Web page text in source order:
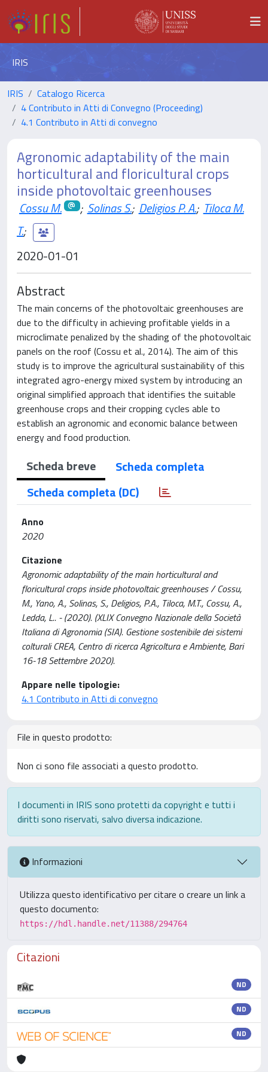
IRIS
IRIS
Catalogo Ricerca
4 Contributo in Atti di Convegno (Proceeding)
4.1 Contributo in Atti di convegno
Agronomic adaptability of the main
horticultural and floricultural crops
inside photovoltaic greenhouses
Cossu M. ; Solinas S.; Deligios P. A.; Tiloca M.
T.;
2020-01-01
Abstract
The main concerns of the photovoltaic greenhouses are
due to the difficulty in achieving profitable yields in a
microclimate penalized by the shading of the photovoltaic
panels on the roof (Cossu et al., 2014). The aim of this
study is to improve the agricultural sustainability of this
integrated agro-energy mixed system by introducing an
original simplified approach that identifies the suitable
greenhouse crops and their cropping cycles able to
establish an agronomic and economic balance between
energy and food production.
Scheda breve
Scheda completa
Scheda completa (DC)
Anno
2020
Citazione
Agronomic adaptability of the main horticultural and
floricultural crops inside photovoltaic greenhouses / Cossu,
M., Yano, A., Solinas, S., Deligios, P.A., Tiloca, M.T., Cossu, A.,
Ledda, L.. - (2020). (XLIX Convegno Nazionale della Società
Italiana di Agronomia (SIA). Gestione sostenibile dei sistemi
colturali CREA, Centro di ricerca Agricoltura e Ambiente, Bari
16-18 Settembre 2020).
Appare nelle tipologie:
4.1 Contributo in Atti di convegno
File in questo prodotto:
Non ci sono file associati a questo prodotto.
I documenti in IRIS sono protetti da copyright e tutti i
diritti sono riservati, salvo diversa indicazione.
Informazioni
Utilizza questo identificativo per citare o creare un link a
questo documento:
https://hdl.handle.net/11388/294764
Citazioni
ND
ND
ND